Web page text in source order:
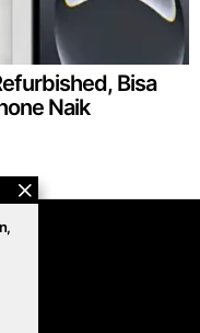
Bisa
Naik